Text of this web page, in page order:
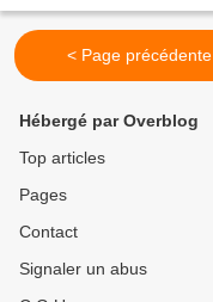
< Page précédente
Hébergé par Overblog
Top articles
Pages
Contact
Signaler un abus